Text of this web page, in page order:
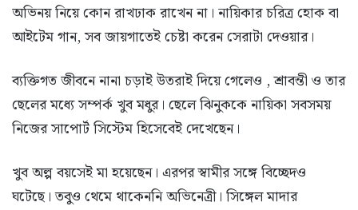
অভিনয় নিয়ে কোন রাখঢাক রাখেন না। নায়িকার চরিত্র হোক বা
আইটেম গান, সব জায়গাতেই চেষ্টা করেন সেরাটা দেওয়ার।
ব্যক্তিগত জীবনে নানা চড়াই উতরাই দিয়ে গেলেও , শ্রাবন্তী ও তার
ছেলের মধ্যে সম্পর্ক খুব মধুর। ছেলে ঝিনুককে নায়িকা সবসময়
নিজের সাপোর্ট সিস্টেম হিসেবেই দেখেছেন।
খুব অল্প বয়সেই মা হয়েছেন। এরপর স্বামীর সঙ্গে বিচ্ছেদও
ঘটেছে। তবুও থেমে থাকেননি অভিনেত্রী। সিঙ্গেল মাদার